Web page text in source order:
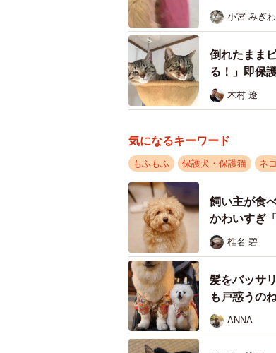
のすぐ近くだったこともあ
した。
実は、8月に入ってから、私
がないので、虐待とは言い
態だと感じます。これから
小宮 みぎわ
倒れたまま
る！」即保
木村 遼
気になるキーワード
もふもふ 保護犬・保護猫 ネコ
飼い主が食
かわいすぎ
椎名 碧
髪をバッサ
も戸惑うの
ANNA